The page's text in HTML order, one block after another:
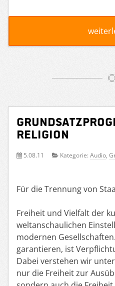
Religion
5.08.11 Kategorie: Audio,
Für die Trennung von
Freiheit und Vielfalt der
weltanschaulichen
modernen
garantieren, ist
Dabei verstehen wir
nur die Freiheit zur